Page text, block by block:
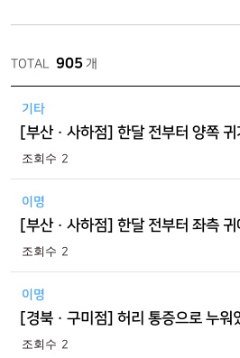
TOTAL 905 개
기타
[부산 · 사하점] 한달 전부터 양쪽
2
이명
2
이명
2